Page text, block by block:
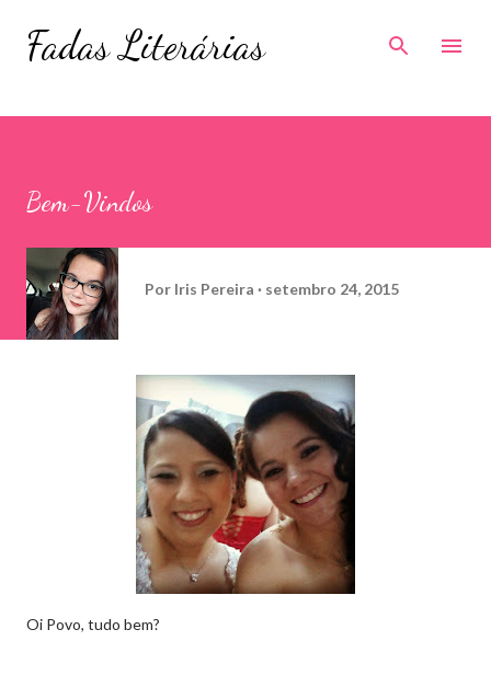
Pular para o conteúdo principal
Fadas Literárias
Bem-Vindos
Por Iris Pereira setembro 24, 2015
Oi Povo, tudo bem?